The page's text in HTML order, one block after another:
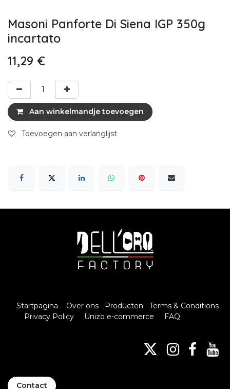
Masoni Panforte Di Siena IGP 350g
incartato
11,29 €
Aan winkelmandje toevoegen
Toevoegen aan verlanglijst
Startpagina Over ons Producten
Terms & Conditions
Privacy Policy
Unizo e-commerce FAQ
Contact